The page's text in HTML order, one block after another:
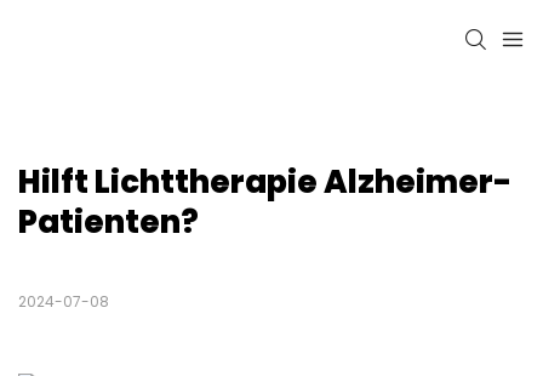
Hilft Lichttherapie Alzheimer-
Patienten?
2024-07-08